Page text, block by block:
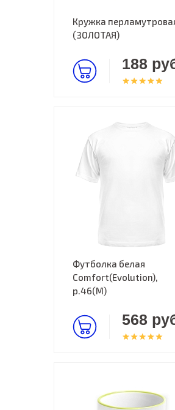
Кружка
(ЗОЛОТАЯ)
188
Футболка белая
Comfort(Evolution),
р.46(M)
568